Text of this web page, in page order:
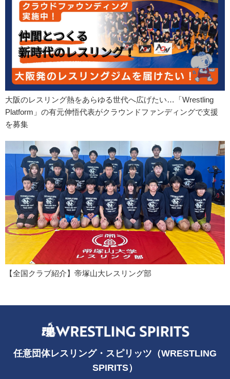
大阪のレスリング熱をあらゆる世代へ広げたい…「Wrestling
Platform」の有元伸悟代表がクラウンドファンディングで支援
を募集
【全国クラブ紹介】帝塚山大レスリング部
任意団体レスリング・スピリッツ（WRESTLING
SPIRITS）